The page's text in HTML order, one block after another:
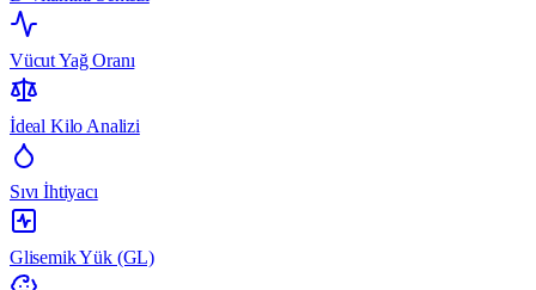
Vücut Yağ Oranı
İdeal Kilo Analizi
Sıvı İhtiyacı
Glisemik Yük (GL)